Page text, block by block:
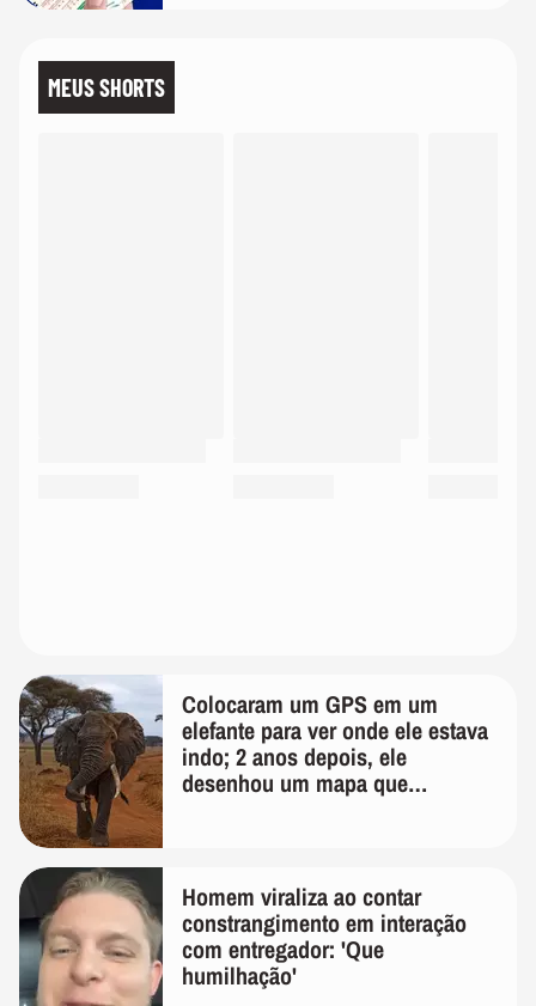
MEUS SHORTS
Colocaram um GPS em um
elefante para ver onde ele estava
indo; 2 anos depois, ele
desenhou um mapa que
Homem viraliza ao contar
constrangimento em interação
com entregador: 'Que
humilhação'